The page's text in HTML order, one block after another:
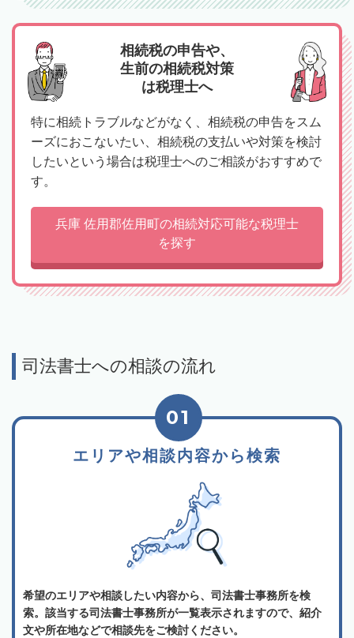
相続税の申告や、
生前の相続税対策
は税理士へ
特に相続トラブルなどがなく、相続税の申告をスム
ーズにおこないたい、相続税の支払いや対策を検討
したいという場合は税理士へのご相談がおすすめで
す。
兵庫 佐用郡佐用町の相続対応可能な税理士
を探す
司法書士への相談の流れ
エリアや相談内容から検索
01
希望のエリアや相談したい内容から、司法書士事務所を検
索。該当する司法書士事務所が一覧表示されますので、紹介
文や所在地などで相談先をご検討ください。